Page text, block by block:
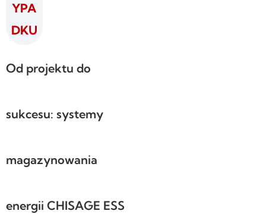
YPA
DKU
Od projektu do
sukcesu: systemy
magazynowania
energii CHISAGE ESS